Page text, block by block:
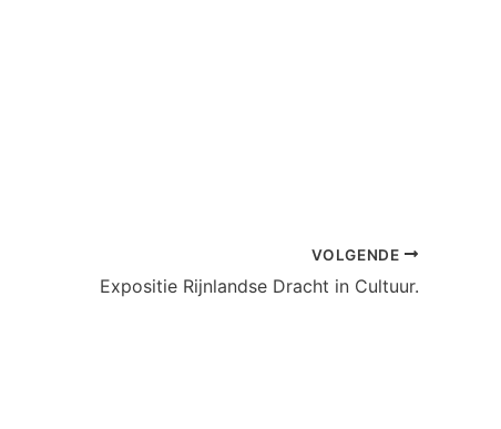
VOLGENDE
Expositie Rijnlandse Dracht in Cultuur.